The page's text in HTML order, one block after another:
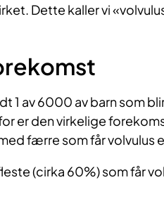
Dette kaller vi
1 av 6000 av barn som
er den virkelige
færre som får volvulus
(cirka 60%) som får